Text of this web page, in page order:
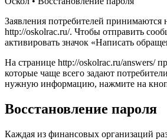
Заявления потребителей принимаются
http://oskolrac.ru/. Чтобы отправить
активировать значок «Написать
На странице http://oskolrac.ru/answers/
которые чаще всего задают
нужную информацию, нажмите на
Восстановление пароля
Каждая из финансовых организаций